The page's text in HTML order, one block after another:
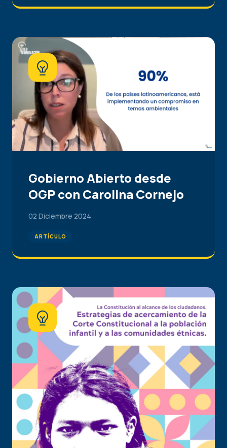
Gobierno Abierto desde
OGP con Carolina Cornejo
02 Diciembre 2024
ARTÍCULO